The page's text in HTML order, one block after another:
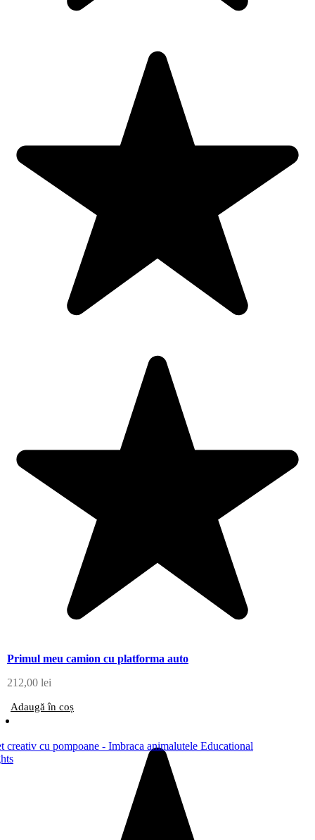
Primul meu camion cu platforma auto
212,00 lei
Adaugă în coș